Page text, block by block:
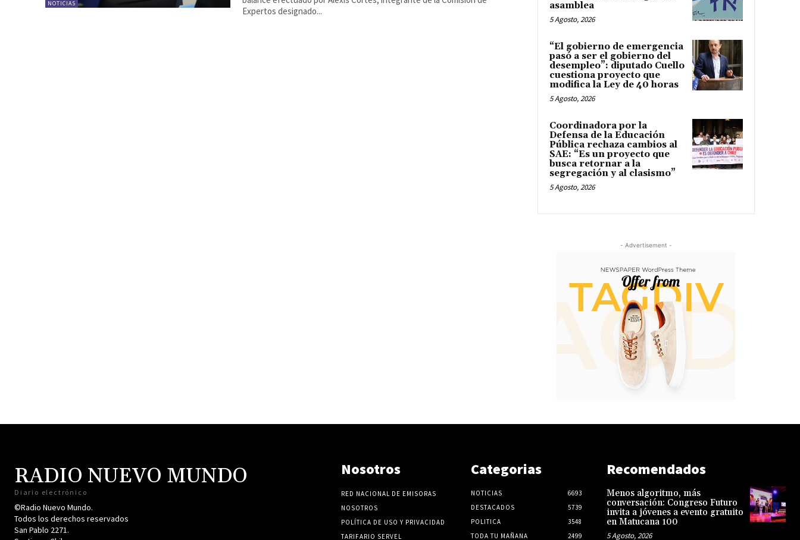
NOTICIAS
Expertos designado...
asamblea
5 Agosto, 2026
“El gobierno de emergencia
pasó a ser el gobierno del
desempleo”: diputado Cuello
cuestiona proyecto que
modifica la Ley de 40 horas
5 Agosto, 2026
Coordinadora por la
Defensa de la Educación
Pública rechaza cambios al
SAE: “Es un proyecto que
busca retornar a la
segregación y al clasismo”
5 Agosto, 2026
- Advertisement -
RADIO NUEVO MUNDO
Diario electrónico
©Radio Nuevo Mundo.
Todos los derechos reservados
San Pablo 2271.
Nosotros
RED NACIONAL DE EMISORAS
NOSOTROS
POLÍTICA DE USO Y PRIVACIDAD
TARIFARIO SERVEL
Categorias
NOTICIAS
6693
DESTACADOS
5739
POLITICA
3548
TODA TU MAÑANA
2499
Recomendados
Menos algoritmo, más
conversación: Congreso Futuro
invita a jóvenes a evento gratuito
en Matucana 100
5 Agosto, 2026